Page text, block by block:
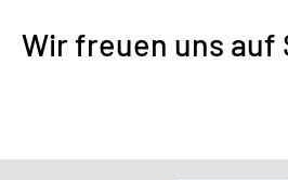
Wir freuen uns auf